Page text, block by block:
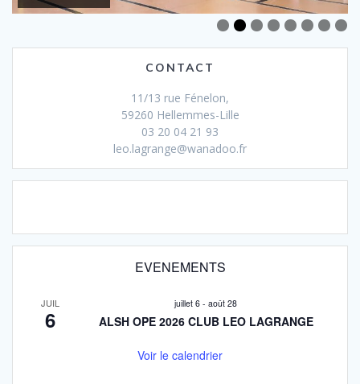
CONTACT
11/13 rue Fénelon,
59260 Hellemmes-Lille
03 20 04 21 93
leo.lagrange@wanadoo.fr
EVENEMENTS
JUIL
6
juillet 6 - août 28
ALSH OPE 2026 CLUB LEO LAGRANGE
Voir le calendrier